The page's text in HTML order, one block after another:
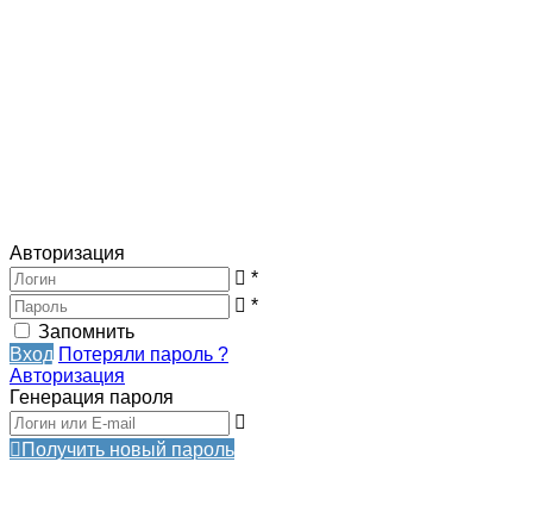
Авторизация
*
*
Запомнить
Вход Потеряли пароль ?
Авторизация
Генерация пароля
Получить новый пароль